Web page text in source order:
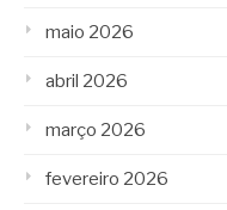
maio 2026
abril 2026
março 2026
fevereiro 2026